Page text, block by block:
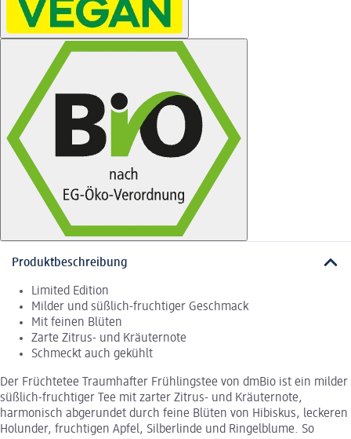
Produktbeschreibung
Limited Edition
Milder und süßlich-fruchtiger Geschmack
Mit feinen Blüten
Zarte Zitrus- und Kräuternote
Schmeckt auch gekühlt
Der Früchtetee Traumhafter Frühlingstee von dmBio ist ein milder
süßlich-fruchtiger Tee mit zarter Zitrus- und Kräuternote,
harmonisch abgerundet durch feine Blüten von Hibiskus, leckeren
Holunder, fruchtigen Apfel, Silberlinde und Ringelblume. So